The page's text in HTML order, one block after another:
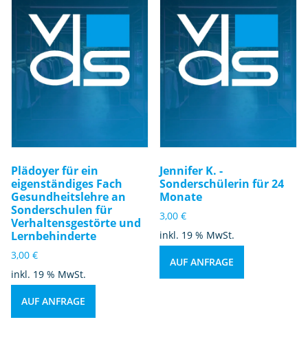
Plädoyer für ein
eigenständiges Fach
Gesundheitslehre an
Sonderschulen für
Verhaltensgestörte und
Lernbehinderte
3,00 €
inkl. 19 % MwSt.
AUF ANFRAGE
Jennifer K. -
Sonderschülerin für 24
Monate
3,00€
inkl. 19 % MwSt.
AUF ANFRAGE